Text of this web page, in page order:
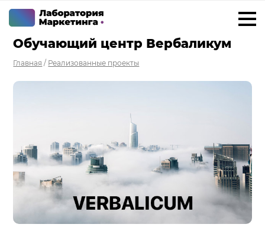
Разработка CRM на заказ
ИИ решения для бизнеса
Маркетинг «под ключ»
Разработка сайтов
Обучающий центр Вербаликум
Главная / Реализованные проекты